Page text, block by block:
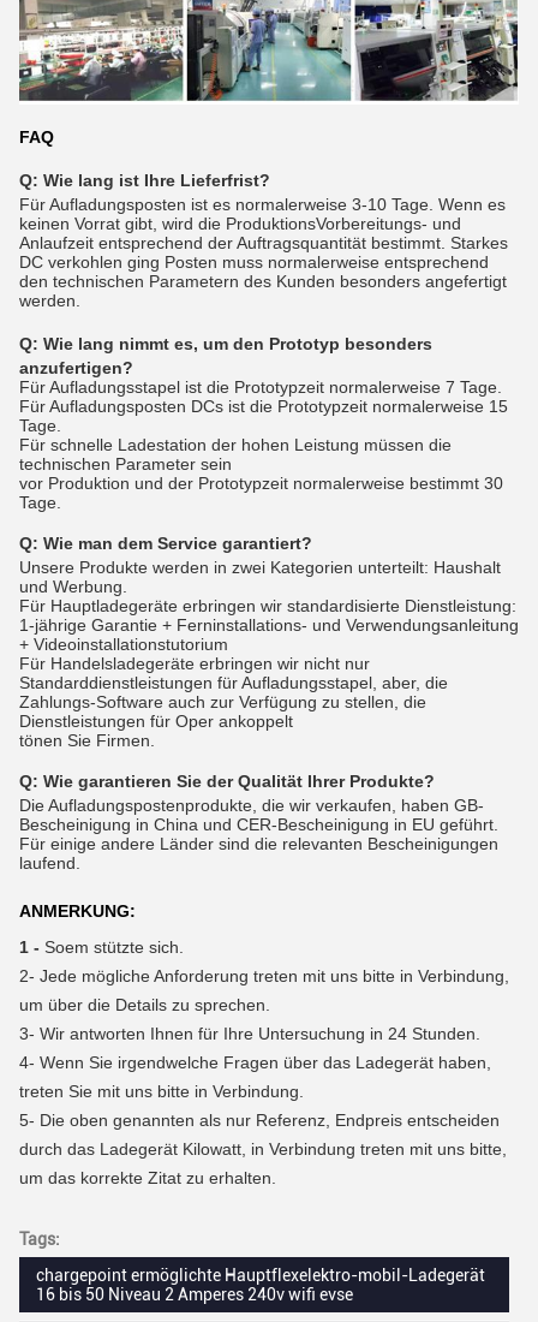
FAQ
Q: Wie lang ist Ihre Lieferfrist?
Für Aufladungsposten ist es normalerweise 3-10 Tage. Wenn es
keinen Vorrat gibt, wird die ProduktionsVorbereitungs- und
Anlaufzeit entsprechend der Auftragsquantität bestimmt. Starkes
DC verkohlen ging Posten muss normalerweise entsprechend
den technischen Parametern des Kunden besonders angefertigt
werden.
Q: Wie lang nimmt es, um den Prototyp besonders
anzufertigen?
Für Aufladungsstapel ist die Prototypzeit normalerweise 7 Tage.
Für Aufladungsposten DCs ist die Prototypzeit normalerweise 15
Tage.
Für schnelle Ladestation der hohen Leistung müssen die
technischen Parameter sein
vor Produktion und der Prototypzeit normalerweise bestimmt 30
Tage.
Q: Wie man dem Service garantiert?
Unsere Produkte werden in zwei Kategorien unterteilt: Haushalt
und Werbung.
Für Hauptladegeräte erbringen wir standardisierte Dienstleistung:
1-jährige Garantie + Ferninstallations- und Verwendungsanleitung
+ Videoinstallationstutorium
Für Handelsladegeräte erbringen wir nicht nur
Standarddienstleistungen für Aufladungsstapel, aber, die
Zahlungs-Software auch zur Verfügung zu stellen, die
Dienstleistungen für Oper ankoppelt
tönen Sie Firmen.
Q: Wie garantieren Sie der Qualität Ihrer Produkte?
Die Aufladungspostenprodukte, die wir verkaufen, haben GB-
Bescheinigung in China und CER-Bescheinigung in EU geführt.
Für einige andere Länder sind die relevanten Bescheinigungen
laufend.
ANMERKUNG:
1 - Soem stützte sich.
2- Jede mögliche Anforderung treten mit uns bitte in Verbindung,
um über die Details zu sprechen.
3- Wir antworten Ihnen für Ihre Untersuchung in 24 Stunden.
4- Wenn Sie irgendwelche Fragen über das Ladegerät haben,
treten Sie mit uns bitte in Verbindung.
5- Die oben genannten als nur Referenz, Endpreis entscheiden
durch das Ladegerät Kilowatt, in Verbindung treten mit uns bitte,
um das korrekte Zitat zu erhalten.
Tags:
chargepoint ermöglichte Hauptflexelektro-mobil-Ladegerät
16 bis 50 Niveau 2 Amperes 240v wifi evse